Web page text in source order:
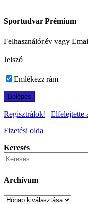
Sportudvar Prémium
Felhasználónév vagy
Jelszó
Emlékezz rám
Regisztrálok! | Elfelejtette
Fizetési oldal
Keresés
Archívum
Archívum